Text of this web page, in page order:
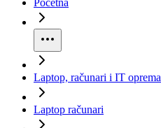
Početna
Laptop, računari i IT oprema
Laptop računari